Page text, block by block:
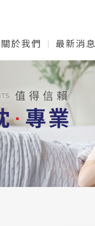
關於我們 最新消息